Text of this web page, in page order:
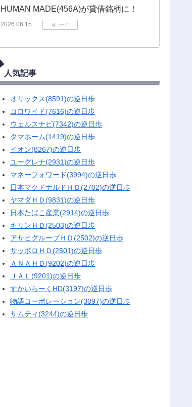
HUMAN MADE(456A)が貸借銘柄に！
2026.06.15 株コード
人気記事
オリックス(8591)の逆日歩
コロワイド(7616)の逆日歩
ウェルスナビ(7342)の逆日歩
タマホーム(1419)の逆日歩
イオン(8267)の逆日歩
ユーグレナ(2931)の逆日歩
マネーフォワード(3994)の逆日歩
日本マクドナルドＨＤ(2702)の逆日歩
ヤマダＨＤ(9831)の逆日歩
日本たばこ産業(2914)の逆日歩
キリンＨＤ(2503)の逆日歩
アサヒグループＨＤ(2502)の逆日歩
サッポロＨＤ(2501)の逆日歩
ＡＮＡＨＤ(9202)の逆日歩
ＪＡＬ(9201)の逆日歩
すかいらーくHD(3197)の逆日歩
物語コーポレーション(3097)の逆日歩
サムティ(3244)の逆日歩